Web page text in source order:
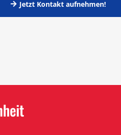
Jetzt Kontakt aufnehmen!